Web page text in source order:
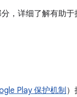
，详细了解有助
Play 保护机制